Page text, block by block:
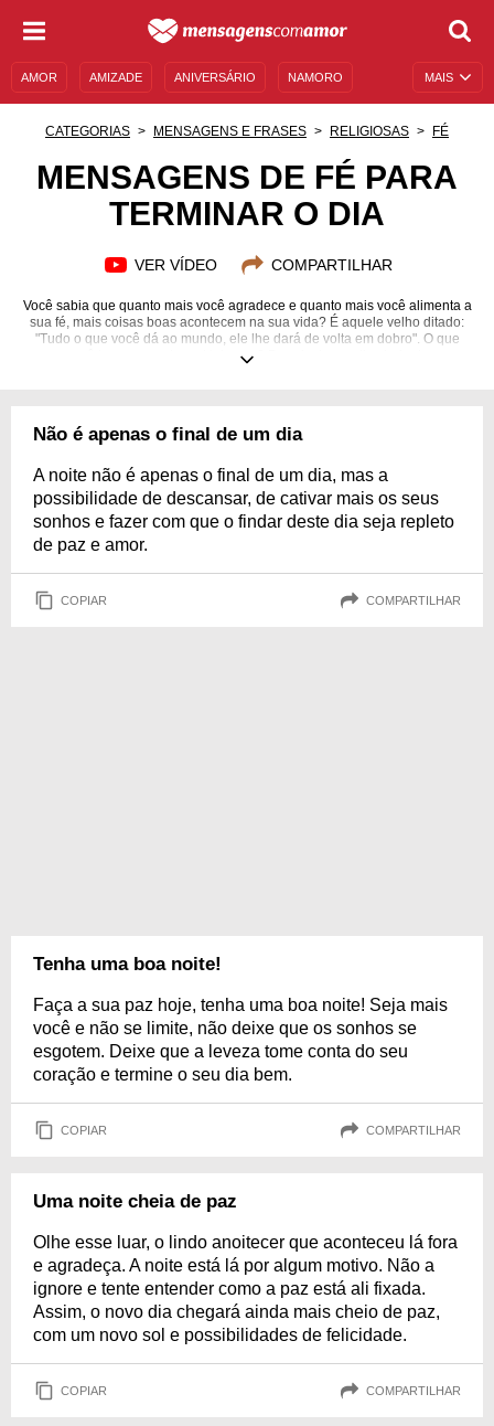
MAIS
AMOR AMIZADE ANIVERSÁRIO NAMORO
DESCULPAS
MENSAGENS E FRASES MENSAGENS DE ANIVERSÁRIO
CATEGORIAS MENSAGENS E FRASES RELIGIOSAS FÉ
MENSAGENS DE FÉ PARA
TERMINAR O DIA
VER VÍDEO COMPARTILHAR
Você sabia que quanto mais você agradece e quanto mais você alimenta a
sua fé, mais coisas boas acontecem na sua vida? É aquele velho ditado:
"Tudo o que você dá ao mundo, ele lhe dará de volta em dobro". O que
você tem emanado ao Universo? Depois de um dia cheio de
vida e sorrir! Seja grato por cada dia e por cada noite! Confira mensagens
Não é apenas o final de um dia
A noite não é apenas o final de um dia, mas a
possibilidade de descansar, de cativar mais os seus
sonhos e fazer com que o findar deste dia seja repleto
de paz e amor.
COPIAR COMPARTILHAR
Tenha uma boa noite!
Faça a sua paz hoje, tenha uma boa noite! Seja mais
você e não se limite, não deixe que os sonhos se
esgotem. Deixe que a leveza tome conta do seu
coração e termine o seu dia bem.
COPIAR COMPARTILHAR
Uma noite cheia de paz
Olhe esse luar, o lindo anoitecer que aconteceu lá fora
e agradeça. A noite está lá por algum motivo. Não a
ignore e tente entender como a paz está ali fixada.
Assim, o novo dia chegará ainda mais cheio de paz,
com um novo sol e possibilidades de felicidade.
COPIAR COMPARTILHAR